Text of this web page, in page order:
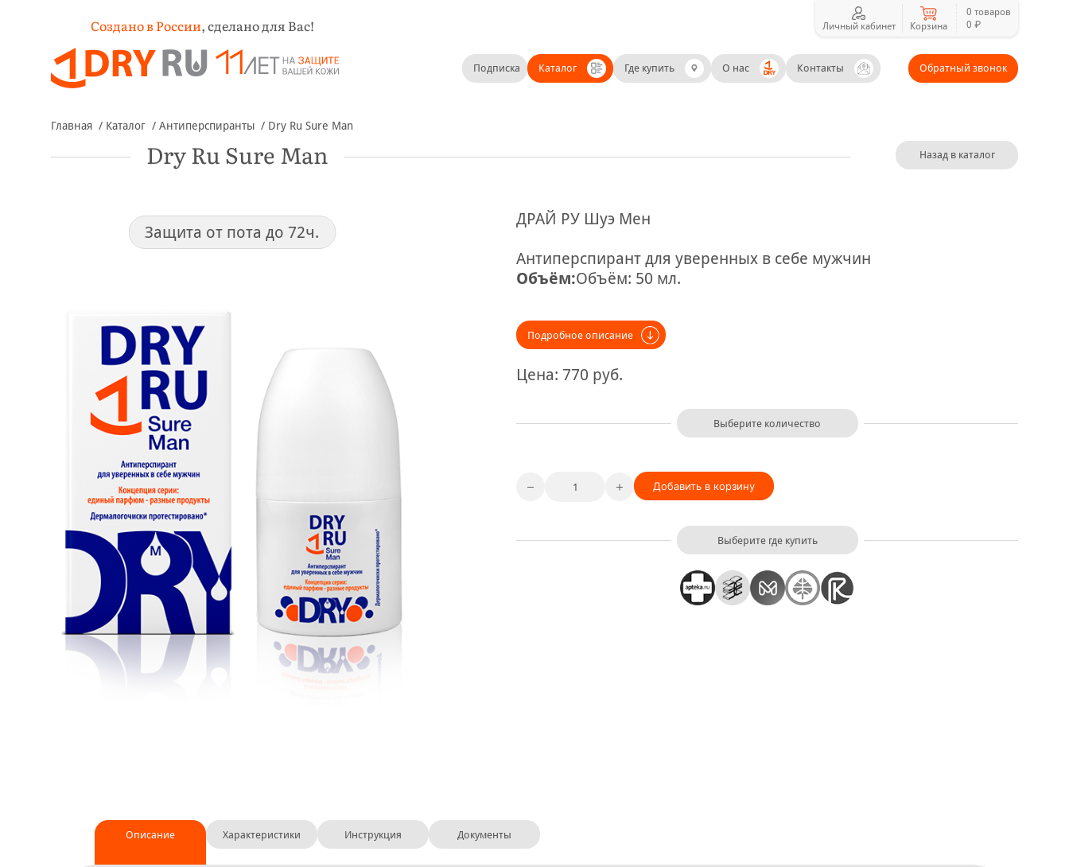
Создано в России,сделано для Вас!
Подписка Каталог Где купить О нас Контакты Обратный звонок
Личный кабинет Корзина
0 товаров
0 ₽
Главная Каталог Антиперспиранты Dry Ru Sure Man
Dry Ru Sure Man Назад в каталог
Защита от пота до 72ч.
ДРАЙ РУ Шуэ Мен
Антиперспирант для уверенных в себе мужчин
Объём:Объём: 50 мл.
Подробное описание
Цена: 770 руб.
Выберите количество
Добавить в корзину
Выберите где купить
Описание Характеристики Инструкция Документы